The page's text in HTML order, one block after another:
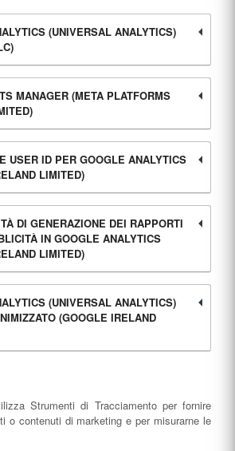
(UNIVERSAL ANALYTICS)
MANAGER (META PLATFORMS
USER ID PER GOOGLE ANALYTICS
LIMITED)
DI GENERAZIONE DEI RAPPORTI
IN GOOGLE ANALYTICS
LIMITED)
(UNIVERSAL ANALYTICS)
(GOOGLE IRELAND
Strumenti di Tracciamento per fornire
o contenuti di marketing e per misurarne le